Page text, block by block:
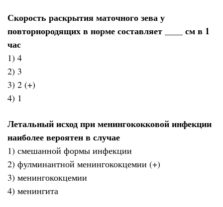
Скорость раскрытия маточного зева у
повторнородящих в норме составляет ____ см в 1
час
1) 4
2) 3
3) 2 (+)
4) 1
Летальный исход при менингококковой инфекции
наиболее вероятен в случае
1) смешанной формы инфекции
2) фулминантной менингококцемии (+)
3) менингококцемии
4) менингита